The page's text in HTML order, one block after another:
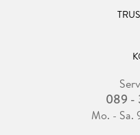
089 -
Mo. - Sa.